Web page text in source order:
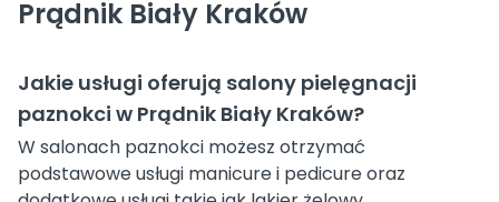
Prądnik Biały Kraków
Jakie usługi oferują salony pielęgnacji
paznokci w Prądnik Biały Kraków?
W salonach paznokci możesz otrzymać
podstawowe usługi manicure i pedicure oraz